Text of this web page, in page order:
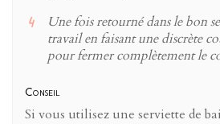
Une fois retourné dans le bon
travail en faisant une discrète
pour fermer complètement le
Conseil
Si vous utilisez une serviette de